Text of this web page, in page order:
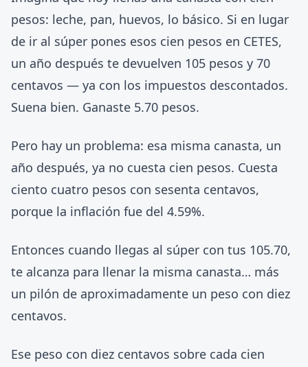
pesos: leche, pan, huevos, lo básico. Si en lugar
de ir al súper pones esos cien pesos en CETES,
un año después te devuelven 105 pesos y 70
centavos — ya con los impuestos descontados.
Suena bien. Ganaste 5.70 pesos.
Pero hay un problema: esa misma canasta, un
año después, ya no cuesta cien pesos. Cuesta
ciento cuatro pesos con sesenta centavos,
porque la inflación fue del 4.59%.
Entonces cuando llegas al súper con tus 105.70,
te alcanza para llenar la misma canasta… más
un pilón de aproximadamente un peso con diez
centavos.
Ese peso con diez centavos sobre cada cien